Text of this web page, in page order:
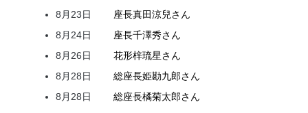
8月23日
座長真田涼兒さん
8月24日
座長千澤秀さん
8月26日
花形梓琉星さん
8月28日
総座長姫勘九郎さん
8月28日
総座長橘菊太郎さん